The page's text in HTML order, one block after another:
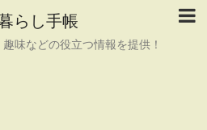
らし手帳
味などの役立つ情報を提供！